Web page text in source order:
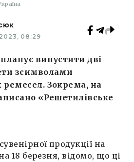
08:29
випустити дві
зсимволами
ремесел. Зокрема, на
«Решетилівське
продукції на
18 березня, відомо, що ці